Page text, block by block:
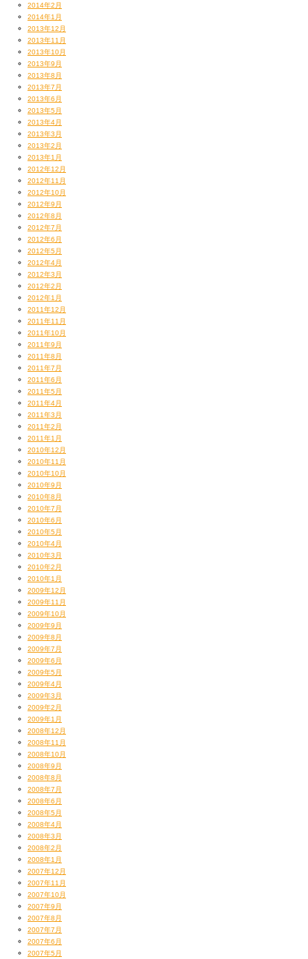
2014年2月
2014年1月
2013年12月
2013年11月
2013年10月
2013年9月
2013年8月
2013年7月
2013年6月
2013年5月
2013年4月
2013年3月
2013年2月
2013年1月
2012年12月
2012年11月
2012年10月
2012年9月
2012年8月
2012年7月
2012年6月
2012年5月
2012年4月
2012年3月
2012年2月
2012年1月
2011年12月
2011年11月
2011年10月
2011年9月
2011年8月
2011年7月
2011年6月
2011年5月
2011年4月
2011年3月
2011年2月
2011年1月
2010年12月
2010年11月
2010年10月
2010年9月
2010年8月
2010年7月
2010年6月
2010年5月
2010年4月
2010年3月
2010年2月
2010年1月
2009年12月
2009年11月
2009年10月
2009年9月
2009年8月
2009年7月
2009年6月
2009年5月
2009年4月
2009年3月
2009年2月
2009年1月
2008年12月
2008年11月
2008年10月
2008年9月
2008年8月
2008年7月
2008年6月
2008年5月
2008年4月
2008年3月
2008年2月
2008年1月
2007年12月
2007年11月
2007年10月
2007年9月
2007年8月
2007年7月
2007年6月
2007年5月